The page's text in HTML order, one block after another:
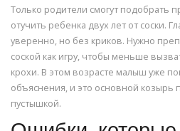
Только родители смогут подобрать
отучить ребенка двух лет от соски.
уверенно, но без криков. Нужно
соской как игру, чтобы меньше
крохи. В этом возрасте малыш уже
объяснения, и это основной козырь
пустышкой.